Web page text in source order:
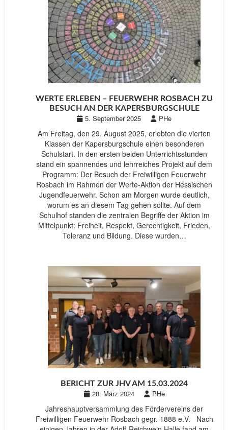
WERTE ERLEBEN – FEUERWEHR ROSBACH ZU
BESUCH AN DER KAPERSBURGSCHULE
5. September 2025 PHe
Am Freitag, den 29. August 2025, erlebten die vierten
Klassen der Kapersburgschule einen besonderen
Schulstart. In den ersten beiden Unterrichtsstunden
stand ein spannendes und lehrreiches Projekt auf dem
Programm: Der Besuch der Freiwilligen Feuerwehr
Rosbach im Rahmen der Werte-Aktion der Hessischen
Jugendfeuerwehr. Schon am Morgen wurde deutlich,
worum es an diesem Tag gehen sollte. Auf dem
Schulhof standen die zentralen Begriffe der Aktion im
Mittelpunkt: Freiheit, Respekt, Gerechtigkeit, Frieden,
Toleranz und Bildung. Diese wurden…
BERICHT ZUR JHV AM 15.03.2024
28. März 2024 PHe
Jahreshauptversammlung des Fördervereins der
Freiwilligen Feuerwehr Rosbach gegr. 1888 e.V. Nach